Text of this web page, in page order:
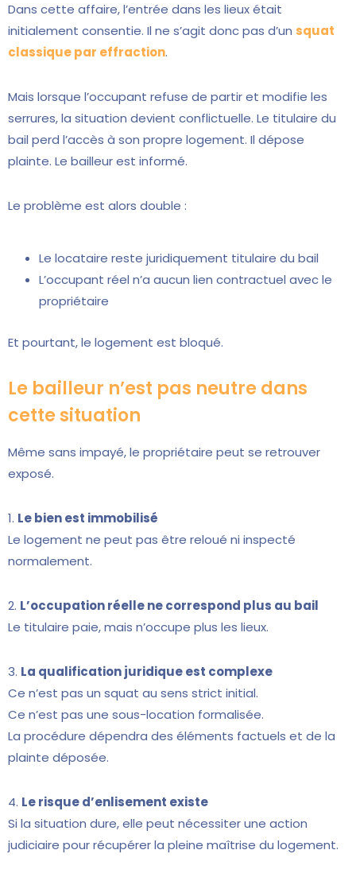
Dans cette affaire, l’entrée dans les lieux était
initialement consentie. Il ne s’agit donc pas d’un squat
classique par effraction.
Mais lorsque l’occupant refuse de partir et modifie les
serrures, la situation devient conflictuelle. Le titulaire du
bail perd l’accès à son propre logement. Il dépose
plainte. Le bailleur est informé.
Le problème est alors double :
Le locataire reste juridiquement titulaire du bail
L’occupant réel n’a aucun lien contractuel avec le
propriétaire
Et pourtant, le logement est bloqué.
Le bailleur n’est pas neutre dans
cette situation
Même sans impayé, le propriétaire peut se retrouver
exposé.
1. Le bien est immobilisé
Le logement ne peut pas être reloué ni inspecté
normalement.
2. L’occupation réelle ne correspond plus au bail
Le titulaire paie, mais n’occupe plus les lieux.
3. La qualification juridique est complexe
Ce n’est pas un squat au sens strict initial.
Ce n’est pas une sous-location formalisée.
La procédure dépendra des éléments factuels et de la
plainte déposée.
4. Le risque d’enlisement existe
Si la situation dure, elle peut nécessiter une action
judiciaire pour récupérer la pleine maîtrise du logement.